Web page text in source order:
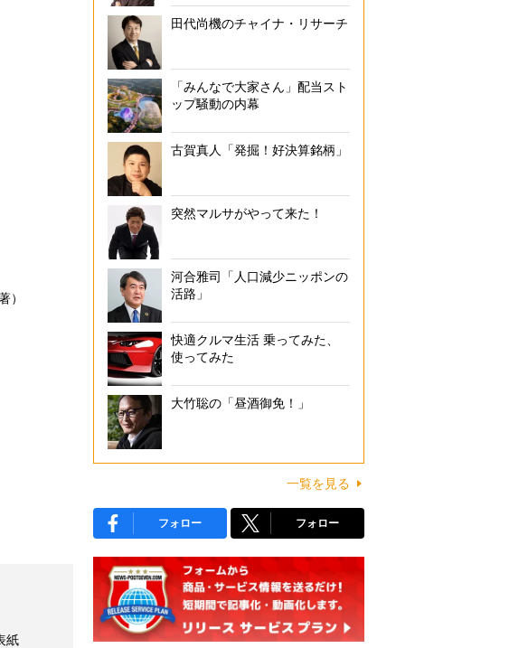
）
紙
田代尚機のチャイナ・リサーチ
「みんなで大家さん」配当スト
ップ騒動の内幕
古賀真人「発掘！好決算銘柄」
突然マルサがやって来た！
河合雅司「人口減少ニッポンの
活路」
快適クルマ生活 乗ってみた、
使ってみた
大竹聡の「昼酒御免！」
一覧を見る
フォロー フォロー